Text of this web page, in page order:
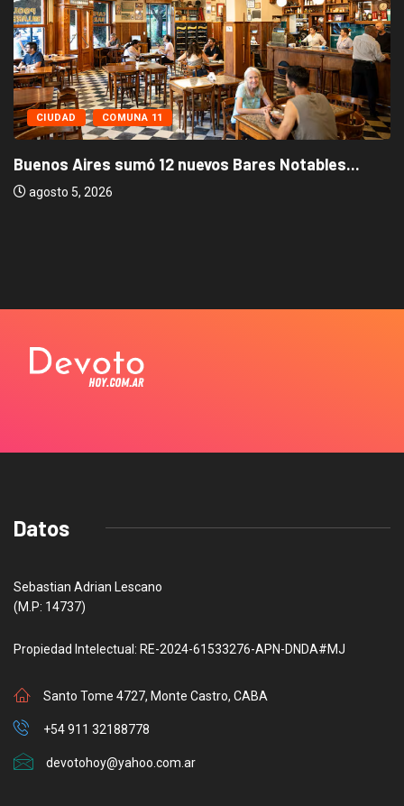
CIUDAD COMUNA 11
Buenos Aires sumó 12 nuevos Bares Notables...
agosto 5, 2026
Datos
Sebastian Adrian Lescano
(M.P: 14737)
Propiedad Intelectual: RE-2024-61533276-APN-DNDA#MJ
Santo Tome 4727, Monte Castro, CABA
+54 911 32188778
devotohoy@yahoo.com.ar